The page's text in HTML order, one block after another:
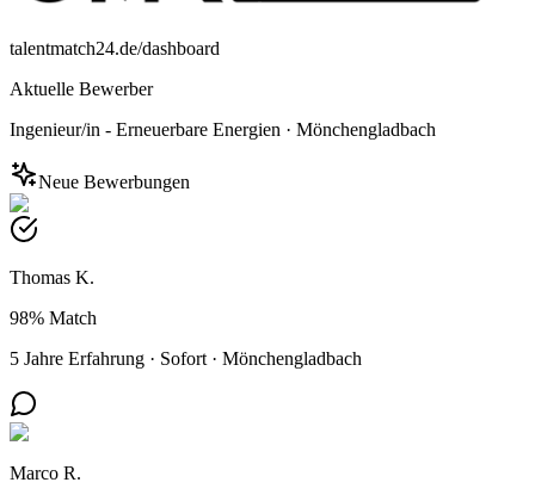
talentmatch24.de/dashboard
Aktuelle Bewerber
Ingenieur/in - Erneuerbare Energien · Mönchengladbach
Neue Bewerbungen
Thomas K.
98% Match
5 Jahre Erfahrung · Sofort · Mönchengladbach
Marco R.